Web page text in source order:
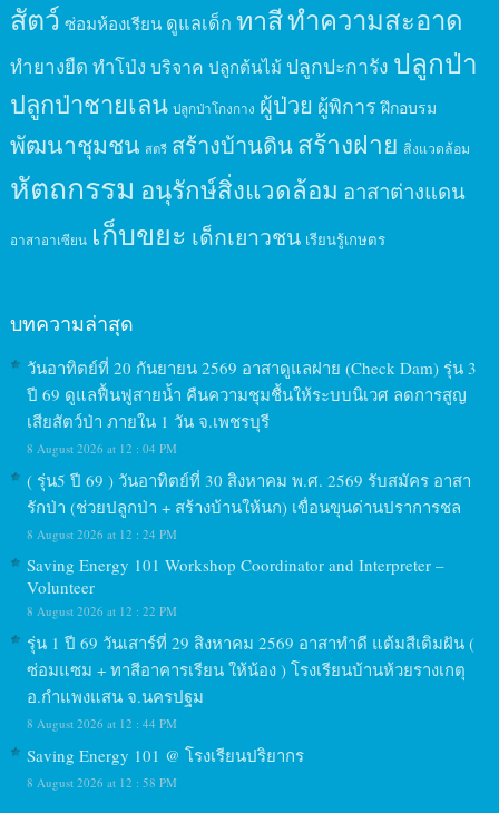
สัตว์ ซ่อมห้องเรียน ดูแลเด็ก ทาสีทำความสะอาด
ทำยางยืด ทำโป่ง บริจาค ปลูกต้นไม้ ปลูกปะการัง ปลูกป่า
ปลูกป่าชายเลน ปลูกป่าโกงกาง ผู้ป่วย ผู้พิการ ฝึกอบรม
พัฒนาชุมชน สตรี สร้างบ้านดินสร้างฝาย สิ่งแวดล้อม
หัตถกรรม อนุรักษ์สิ่งแวดล้อม อาสาต่างแดน
อาสาอาเซียน เก็บขยะ เด็กเยาวชน เรียนรู้เกษตร
บทความล่าสุด
วันอาทิตย์ที่ 20 กันยายน 2569 อาสาดูแลฝาย (Check Dam) รุ่น 3
ปี 69 ดูแลฟื้นฟูสายน้ำ คืนความชุมชื้นให้ระบบนิเวศ ลดการสูญ
เสียสัตว์ป่า ภายใน 1 วัน จ.เพชรบุรี
8 August 2026 at 12 : 04 PM
( รุ่น5 ปี 69 ) วันอาทิตย์ที่ 30 สิงหาคม พ.ศ. 2569 รับสมัคร อาสา
รักป่า (ช่วยปลูกป่า + สร้างบ้านให้นก) เขื่อนขุนด่านปราการชล
8 August 2026 at 12 : 24 PM
Saving Energy 101 Workshop Coordinator and Interpreter –
Volunteer
8 August 2026 at 12 : 22 PM
รุ่น 1 ปี 69 วันเสาร์ที่ 29 สิงหาคม 2569 อาสาทำดี แต้มสีเติมฝัน (
ซ่อมแซม + ทาสีอาคารเรียน ให้น้อง ) โรงเรียนบ้านห้วยรางเกตุ
อ.กำแพงแสน จ.นครปฐม
8 August 2026 at 12 : 44 PM
Saving Energy 101 @ โรงเรียนปริยากร
8 August 2026 at 12 : 58 PM